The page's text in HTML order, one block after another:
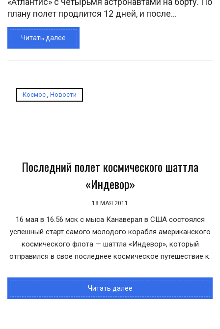
плану полет продлится 12 дней, и после...
Читать далее
Космос , Новости
Последний полет космического шаттла
«Индевор»
18 МАЯ 2011
16 мая в 16.56 мск с мыса Канаверал в США состоялся
успешный старт самого молодого корабля американского
космического флота — шаттла «Индевор», который
отправился в свое последнее космическое путешествие к.
Читать далее